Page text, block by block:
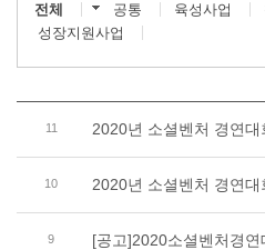
전체 공통 육성사업
성장지원사업
11 2020년 소셜벤처 경연대
10 2020년 소셜벤처 경연대
9 [공고]2020소셜벤처경연